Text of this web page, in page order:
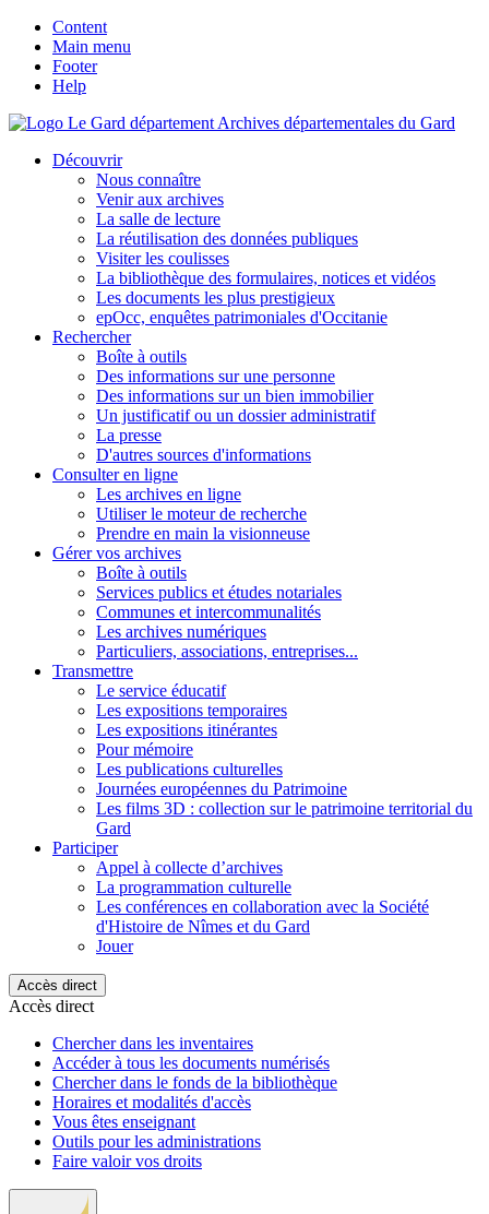
Content
Main menu
Footer
Help
Archives départementales du Gard
Découvrir
Nous connaître
Venir aux archives
La salle de lecture
La réutilisation des données publiques
Visiter les coulisses
La bibliothèque des formulaires, notices et vidéos
Les documents les plus prestigieux
epOcc, enquêtes patrimoniales d'Occitanie
Rechercher
Boîte à outils
Des informations sur une personne
Des informations sur un bien immobilier
Un justificatif ou un dossier administratif
La presse
D'autres sources d'informations
Consulter en ligne
Les archives en ligne
Utiliser le moteur de recherche
Prendre en main la visionneuse
Gérer vos archives
Boîte à outils
Services publics et études notariales
Communes et intercommunalités
Les archives numériques
Particuliers, associations, entreprises...
Transmettre
Le service éducatif
Les expositions temporaires
Les expositions itinérantes
Pour mémoire
Les publications culturelles
Journées européennes du Patrimoine
Les films 3D : collection sur le patrimoine territorial du
Gard
Participer
Appel à collecte d’archives
La programmation culturelle
Les conférences en collaboration avec la Société
d'Histoire de Nîmes et du Gard
Jouer
Accès direct
Accès direct
Chercher dans les inventaires
Accéder à tous les documents numérisés
Chercher dans le fonds de la bibliothèque
Horaires et modalités d'accès
Vous êtes enseignant
Outils pour les administrations
Faire valoir vos droits